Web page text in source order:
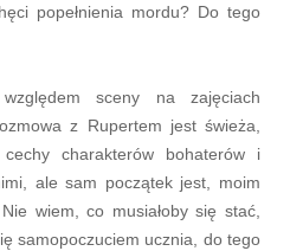
popełnienia mordu? Do tego
sceny na zajęciach
z Rupertem jest świeża,
charakterów bohaterów i
ale sam początek jest, moim
wiem, co musiałoby się stać,
samopoczuciem ucznia, do tego